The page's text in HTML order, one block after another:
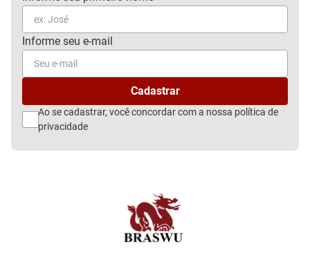
Ao se cadastrar, você concordar com a nossa política de
privacidade